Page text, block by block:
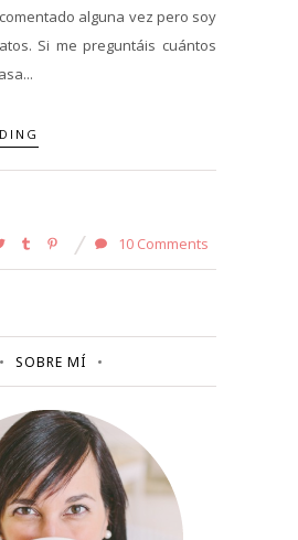
alguna vez pero soy
Si me preguntáis cuántos
10 Comments
SOBRE MÍ